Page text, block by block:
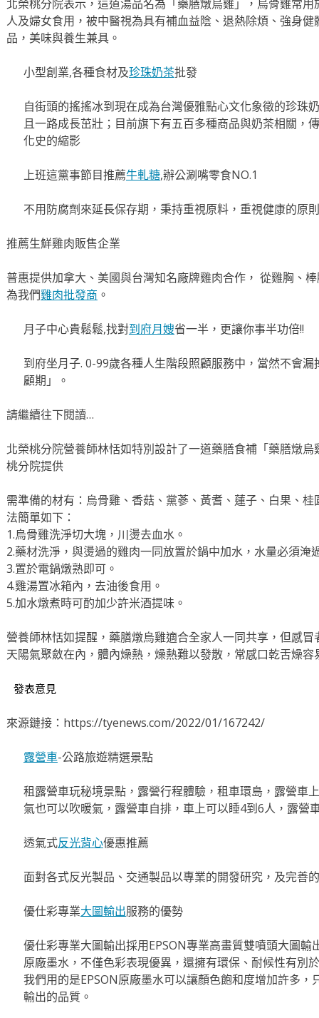
北榮桃分院表示，這道湯品名為「藥膳燉烏雞」，烏骨雞常
人及婦女食用，被中醫視為具有補血益陰、退熱除煩、強身
品，美味與養生兼具。
小型創業,各種食材及珍珠奶茶批發
自街頭的搖搖冰到現在成為台灣優雅點心文化象徵的珍珠
且一路成長茁壯；目前旗下有五百多種商品與奶茶相關，
化史的縮影
上班這黨事節目推薦牛軋糖,辦公涮嘴零食NO.1
不用防腐劑來延長保存期，秉持重視原料，重視健康的原則
推薦生鮮雞肉販售企業
普惠提供加拿大、美國與台灣知名廠牌雞肉合作， 從雞胸、
為我們雞肉批發商 。
月子中心貴鬆鬆,找對到府月嫂省一半，更讓你事半功倍!!
到府坐月子. 0-99歲各種人生階段照顧服務中，當然不會
顧期」。
請繼續往下閱讀…
北榮桃分院營養師林恬如特別設計了一道藥膳食補「藥膳燉
桃分院提供
需準備的材有：烏骨雞、香菇、黨蔘、黃耆、蓮子、白果、
法簡單如下：
1.烏骨雞洗淨切大塊，川燙去血水。
2.藥材洗淨，與燙過的雞肉一同放置於鍋中加水，水量必須淹
3.置於電鍋燉熟即可。
4.雞湯置冰箱內，去油後食用。
5.加水燉煮時可酌加少許米酒提味。
營養師林恬如提醒，藥膳燉烏雞適合全家人一同共享，但感
天陽氣聚斂在內，體內燥熱，燥熱難以發散，常感口乾舌燥
發表意見
來源鏈接：https://tyenews.com/2022/01/167242/
露營車-公路旅遊精選景點
租露營車玩秘境景點，露營行程體驗，租車環島，露營車
氣也可以吹暖氣，露營車自排，車上可以睡4到6人，露營
透氣式反光背心優惠推薦
面對各式反光製品、交通製品以專業的開發研究，及完善
優仕彩專業大圖輸出服務的優勢
優仕彩專業大圖輸出採用EPSON專業高畫質雙噴頭大圖
原廠墨水，不僅色彩表現優異，還擁有環保、耐候性有別
我們用的是EPSON原廠墨水可以讓顏色飽和度增加許多
輸出的品質。